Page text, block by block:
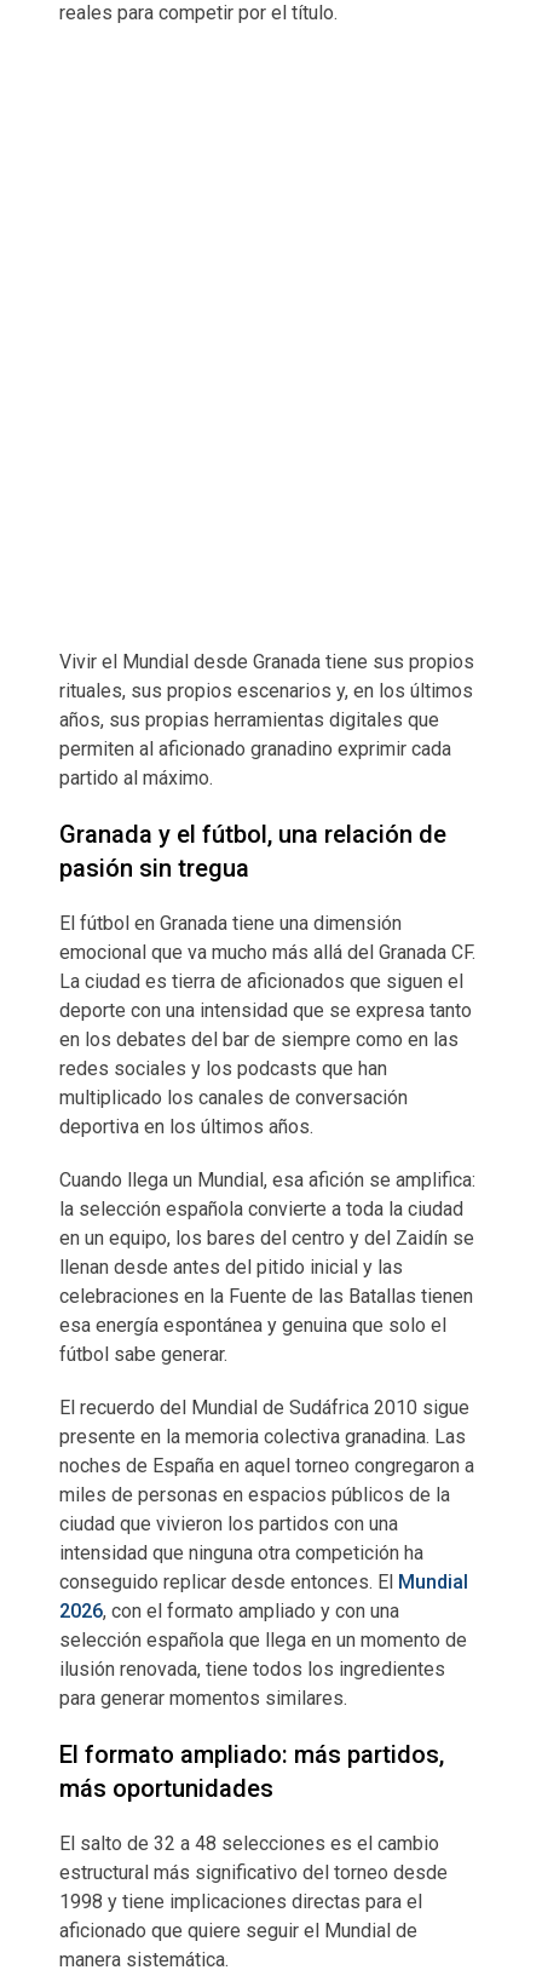
reales para competir por el título.
Vivir el Mundial desde Granada tiene sus propios
rituales, sus propios escenarios y, en los últimos
años, sus propias herramientas digitales que
permiten al aficionado granadino exprimir cada
partido al máximo.
Granada y el fútbol, una relación de
pasión sin tregua
El fútbol en Granada tiene una dimensión
emocional que va mucho más allá del Granada CF.
La ciudad es tierra de aficionados que siguen el
deporte con una intensidad que se expresa tanto
en los debates del bar de siempre como en las
redes sociales y los podcasts que han
multiplicado los canales de conversación
deportiva en los últimos años.
Cuando llega un Mundial, esa afición se amplifica:
la selección española convierte a toda la ciudad
en un equipo, los bares del centro y del Zaidín se
llenan desde antes del pitido inicial y las
celebraciones en la Fuente de las Batallas tienen
esa energía espontánea y genuina que solo el
fútbol sabe generar.
El recuerdo del Mundial de Sudáfrica 2010 sigue
presente en la memoria colectiva granadina. Las
noches de España en aquel torneo congregaron a
miles de personas en espacios públicos de la
ciudad que vivieron los partidos con una
intensidad que ninguna otra competición ha
conseguido replicar desde entonces. El Mundial
2026, con el formato ampliado y con una
selección española que llega en un momento de
ilusión renovada, tiene todos los ingredientes
para generar momentos similares.
El formato ampliado: más partidos,
más oportunidades
El salto de 32 a 48 selecciones es el cambio
estructural más significativo del torneo desde
1998 y tiene implicaciones directas para el
aficionado que quiere seguir el Mundial de
manera sistemática.